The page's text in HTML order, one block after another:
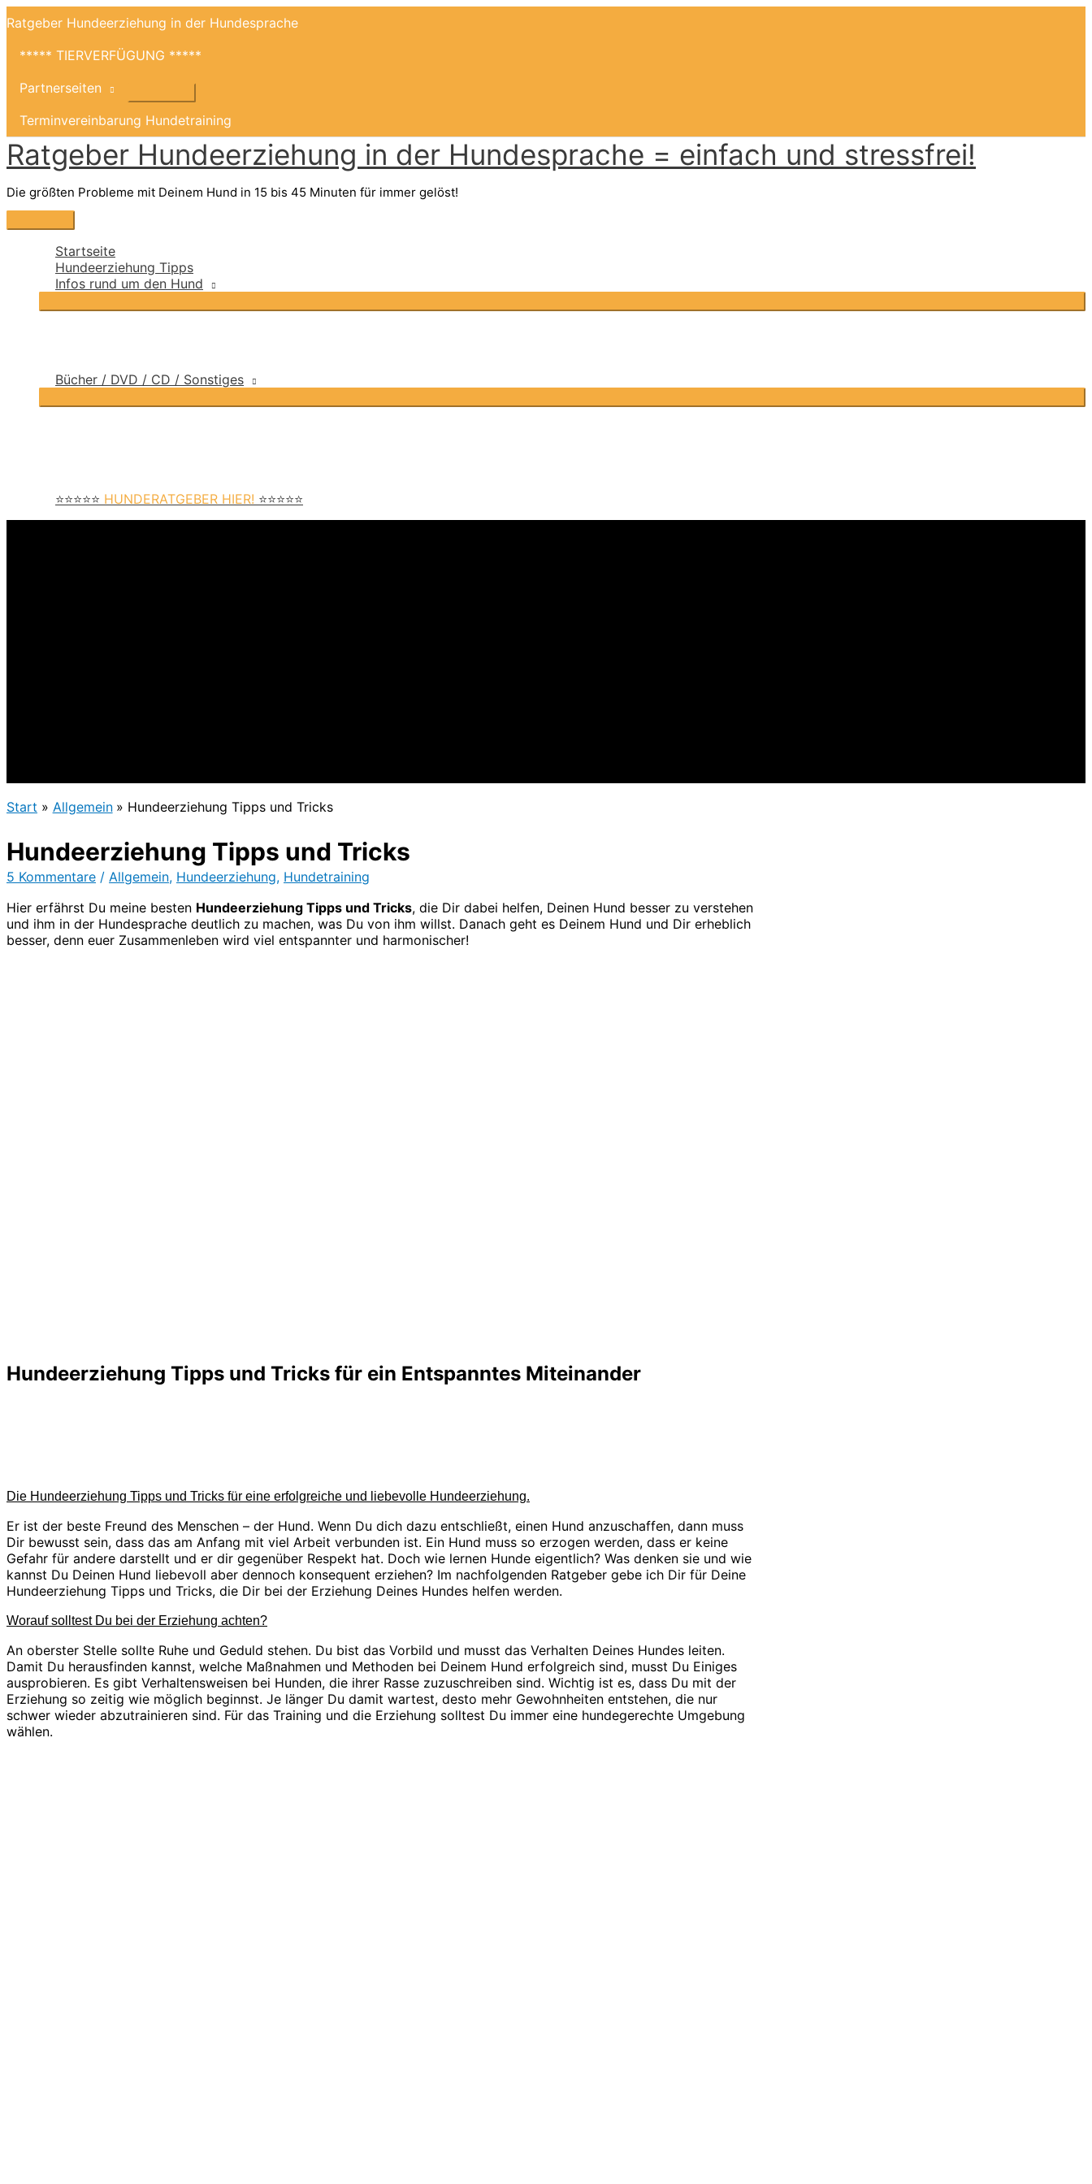
Zum
Inhalt
springen
Ratgeber Hundeerziehung in der Hundesprache
***** TIERVERFÜGUNG *****
Partnerseiten
Terminvereinbarung Hundetraining
Ratgeber Hundeerziehung in der Hundesprache = einfach und stressfrei!
Die größten Probleme mit Deinem Hund in 15 bis 45 Minuten für immer gelöst!
Hauptmenü
Startseite
Hundeerziehung Tipps
Infos rund um den Hund
Bücher / DVD / CD / Sonstiges
⭐⭐⭐⭐⭐ HUNDERATGEBER HIER! ⭐⭐⭐⭐⭐
Start Allgemein Hundeerziehung Tipps und Tricks
Hundeerziehung Tipps und Tricks
5 Kommentare / Allgemein, Hundeerziehung, Hundetraining
Hier erfährst Du meine besten Hundeerziehung Tipps und Tricks, die Dir dabei helfen, Deinen Hund besser zu verstehen
und ihm in der Hundesprache deutlich zu machen, was Du von ihm willst. Danach geht es Deinem Hund und Dir erheblich
besser, denn euer Zusammenleben wird viel entspannter und harmonischer!
Hundeerziehung Tipps und Tricks für ein Entspanntes Miteinander
Die Hundeerziehung Tipps und Tricks für eine erfolgreiche und liebevolle Hundeerziehung.
Er ist der beste Freund des Menschen – der Hund. Wenn Du dich dazu entschließt, einen Hund anzuschaffen, dann muss
Dir bewusst sein, dass das am Anfang mit viel Arbeit verbunden ist. Ein Hund muss so erzogen werden, dass er keine
Gefahr für andere darstellt und er dir gegenüber Respekt hat. Doch wie lernen Hunde eigentlich? Was denken sie und wie
kannst Du Deinen Hund liebevoll aber dennoch konsequent erziehen? Im nachfolgenden Ratgeber gebe ich Dir für Deine
Hundeerziehung Tipps und Tricks, die Dir bei der Erziehung Deines Hundes helfen werden.
Worauf solltest Du bei der Erziehung achten?
An oberster Stelle sollte Ruhe und Geduld stehen. Du bist das Vorbild und musst das Verhalten Deines Hundes leiten.
Damit Du herausfinden kannst, welche Maßnahmen und Methoden bei Deinem Hund erfolgreich sind, musst Du Einiges
ausprobieren. Es gibt Verhaltensweisen bei Hunden, die ihrer Rasse zuzuschreiben sind. Wichtig ist es, dass Du mit der
Erziehung so zeitig wie möglich beginnst. Je länger Du damit wartest, desto mehr Gewohnheiten entstehen, die nur
schwer wieder abzutrainieren sind. Für das Training und die Erziehung solltest Du immer eine hundegerechte Umgebung
wählen.